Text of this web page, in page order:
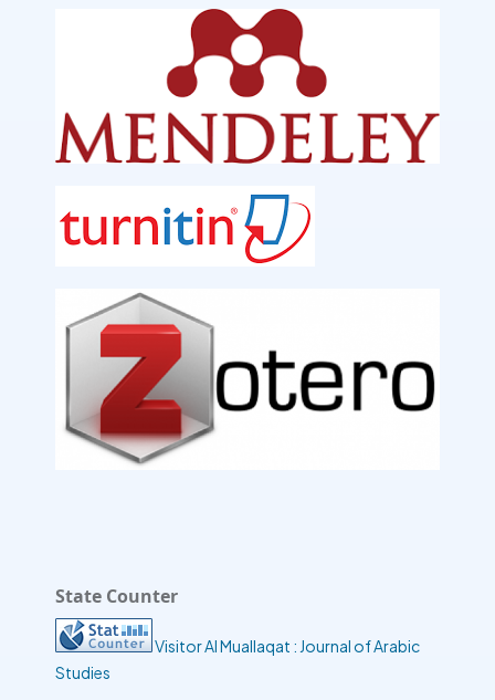
State Counter
Visitor Al Muallaqat : Journal of Arabic
Studies